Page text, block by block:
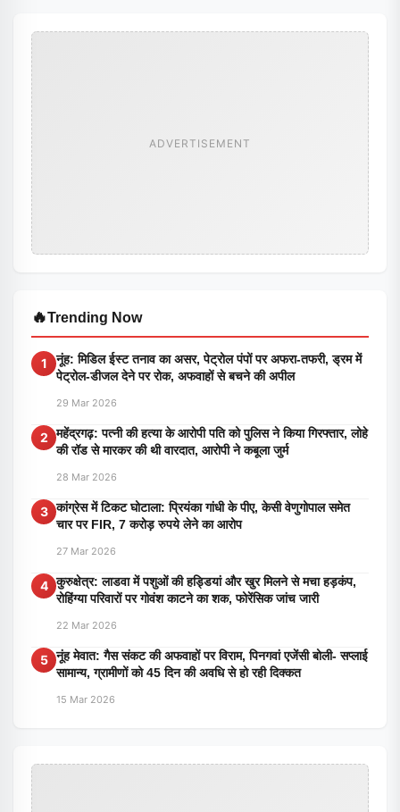
ADVERTISEMENT
🔥Trending Now
1
नूंह: मिडिल ईस्ट तनाव का असर, पेट्रोल पंपों पर अफरा-तफरी, ड्रम में
पेट्रोल-डीजल देने पर रोक, अफवाहों से बचने की अपील
29 Mar 2026
2
महेंद्रगढ़: पत्नी की हत्या के आरोपी पति को पुलिस ने किया गिरफ्तार, लोहे
की रॉड से मारकर की थी वारदात, आरोपी ने कबूला जुर्म
28 Mar 2026
3 कांग्रेस में टिकट घोटाला: प्रियंका गांधी के पीए, केसी वेणुगोपाल समेत
चार पर FIR, 7 करोड़ रुपये लेने का आरोप
27 Mar 2026
4 कुरुक्षेत्र: लाडवा में पशुओं की हड्डियां और खुर मिलने से मचा हड़कंप,
रोहिंग्या परिवारों पर गोवंश काटने का शक, फोरेंसिक जांच जारी
22 Mar 2026
5 नूंह मेवात: गैस संकट की अफवाहों पर विराम, पिनगवां एजेंसी बोली- सप्लाई
सामान्य, ग्रामीणों को 45 दिन की अवधि से हो रही दिक्कत
15 Mar 2026